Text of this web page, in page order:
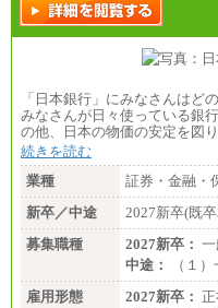
「日本銀行」にみなさんはど
みなさんが日々使っている銀
の他、日本の物価の安定を図
続きを読む
業種
証券・金融・
新卒／中途
2027新卒(既
募集職種
2027新卒：
中途：
（１
雇用形態
2027新卒： 正